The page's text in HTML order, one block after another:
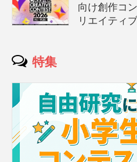
向け創作コ
リエイティ
特集